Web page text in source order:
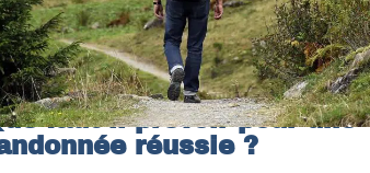
faut-il prévoir pour une
réussie ?